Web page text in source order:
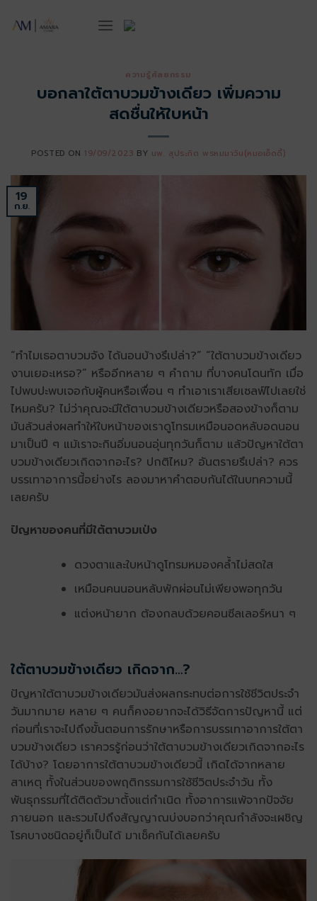
ความรู้ศัลยกรรม
บอกลาใต้ตาบวมข้างเดียว เพิ่มความ
สดชื่นให้ใบหน้า
POSTED ON 19/09/2023 BY นพ. สุประกิต พรหมมาวัน(หมอเอ็ดดี้)
19
ก.ย.
“ทำไมเธอตาบวมจัง ได้นอนบ้างรึเปล่า?” “ใต้ตาบวมข้างเดียว
งานเยอะเหรอ?” หรืออีกหลาย ๆ คำถาม ที่บางคนโดนทัก เมื่อ
ไปพบปะพบเจอกับผู้คนหรือเพื่อน ๆ ทำเอาเราเสียเซลฟ์ไปเลยใช่
ไหมครับ? ไม่ว่าคุณจะมีใต้ตาบวมข้างเดียวหรือสองข้างก็ตาม
มันล้วนส่งผลทำให้ใบหน้าของเราดูโทรมเหมือนอดหลับอดนอน
มาเป็นปี ๆ แม้เราจะกินอิ่มนอนอุ่นทุกวันก็ตาม แล้วปัญหาใต้ตา
บวมข้างเดียวเกิดจากอะไร? ปกติไหม? อันตรายรึเปล่า? ควร
บรรเทาอาการนี้อย่างไร ลองมาหาคำตอบกันได้ในบทความนี้
เลยครับ
ปัญหาของคนที่มีใต้ตาบวมเป่ง
ดวงตาและใบหน้าดูโทรมหมองคล้ำไม่สดใส
เหมือนคนนอนหลับพักผ่อนไม่เพียงพอทุกวัน
แต่งหน้ายาก ต้องกลบด้วยคอนซีลเลอร์หนา ๆ
ใต้ตาบวมข้างเดียว เกิดจาก…?
ปัญหาใต้ตาบวมข้างเดียวมันส่งผลกระทบต่อการใช้ชีวิตประจำ
วันมากมาย หลาย ๆ คนก็คงอยากจะได้วิธีจัดการปัญหานี้ แต่
ก่อนที่เราจะไปถึงขั้นตอนการรักษาหรือการบรรเทาอาการใต้ตา
บวมข้างเดียว เราควรรู้ก่อนว่าใต้ตาบวมข้างเดียวเกิดจากอะไร
ได้บ้าง? โดยอาการใต้ตาบวมข้างเดียวนี้ เกิดได้จากหลาย
สาเหตุ ทั้งในส่วนของพฤติกรรมการใช้ชีวิตประจำวัน ทั้ง
พันธุกรรมที่ได้ติดตัวมาตั้งแต่กำเนิด ทั้งอาการแพ้จากปัจจัย
ภายนอก และรวมไปถึงสัญญาณบ่งบอกว่าคุณกำลังจะเผชิญ
โรคบางชนิดอยู่ก็เป็นได้ มาเช็คกันได้เลยครับ